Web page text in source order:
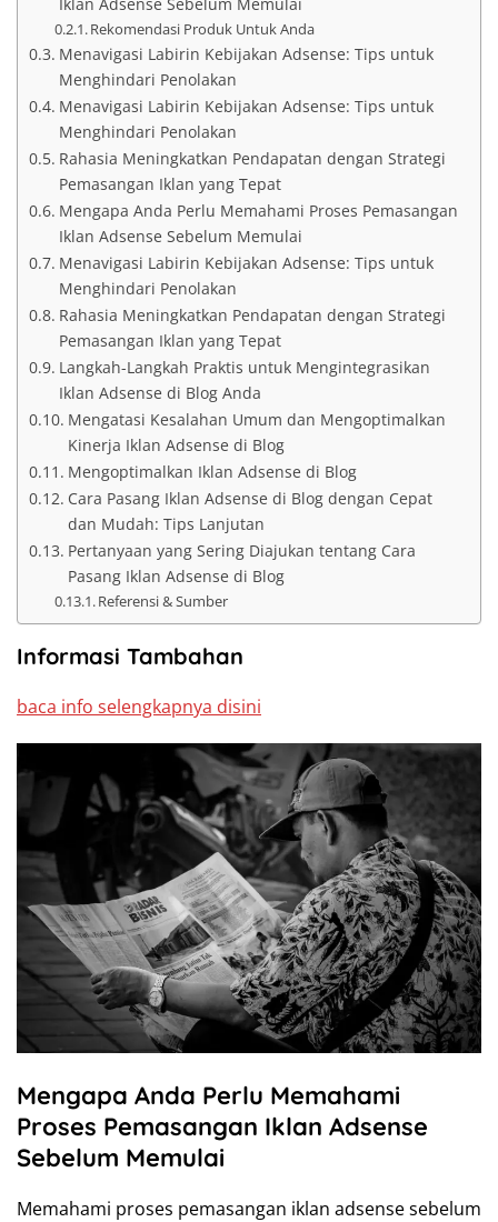
Rekomendasi Produk Untuk Anda
Menavigasi Labirin Kebijakan Adsense: Tips untuk
Menghindari Penolakan
Menavigasi Labirin Kebijakan Adsense: Tips untuk
Menghindari Penolakan
Rahasia Meningkatkan Pendapatan dengan Strategi
Pemasangan Iklan yang Tepat
Mengapa Anda Perlu Memahami Proses Pemasangan
Iklan Adsense Sebelum Memulai
Menavigasi Labirin Kebijakan Adsense: Tips untuk
Menghindari Penolakan
Rahasia Meningkatkan Pendapatan dengan Strategi
Pemasangan Iklan yang Tepat
Langkah-Langkah Praktis untuk Mengintegrasikan
Iklan Adsense di Blog Anda
Mengatasi Kesalahan Umum dan Mengoptimalkan
Kinerja Iklan Adsense di Blog
Mengoptimalkan Iklan Adsense di Blog
Cara Pasang Iklan Adsense di Blog dengan Cepat
dan Mudah: Tips Lanjutan
Pertanyaan yang Sering Diajukan tentang Cara
Pasang Iklan Adsense di Blog
Referensi & Sumber
Informasi Tambahan
baca info selengkapnya disini
Mengapa Anda Perlu Memahami
Proses Pemasangan Iklan Adsense
Sebelum Memulai
Memahami proses pemasangan iklan adsense sebelum